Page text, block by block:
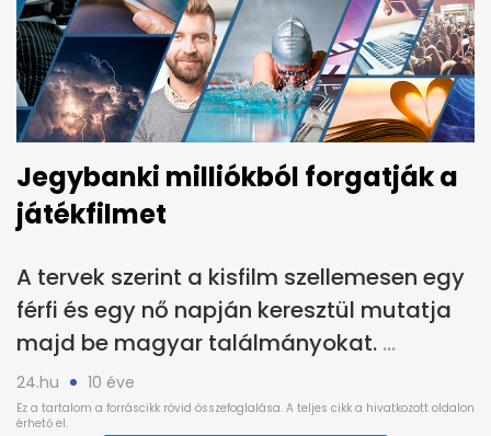
Jegybanki milliókból forgatják a
játékfilmet
A tervek szerint a kisfilm szellemesen egy
férfi és egy nő napján keresztül mutatja
majd be magyar találmányokat.
24.hu 10 éve